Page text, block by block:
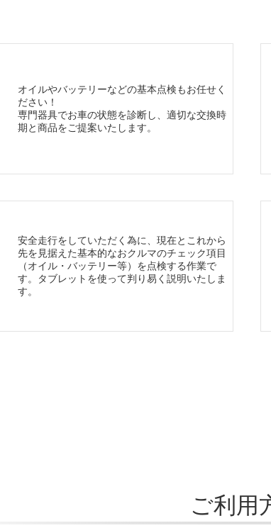
オイルやバッテリーなどの基本点検もお任せく
ださい！
専門器具でお車の状態を診断し、適切な交換時
期と商品をご提案いたします。
安全走行をしていただく為に、現在とこれから
先を見据えた基本的なおクルマのチェック項目
（オイル・バッテリー等）を点検する作業で
す。タブレットを使って判り易く説明いたしま
す。
ご利用